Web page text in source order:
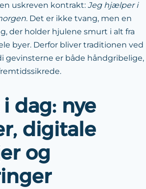
uskreven kontrakt: Jeg hjælper i
Det er ikke tvang, men en
der holder hjulene smurt i alt fra
byer. Derfor bliver traditionen ved
gevinsterne er både håndgribelige,
dag: nye
digitale
og